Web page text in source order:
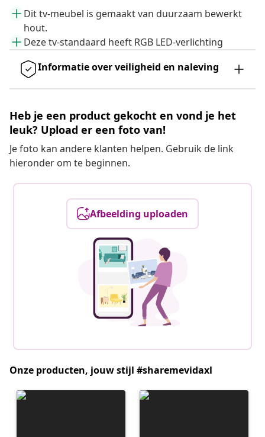
Dit tv-meubel is gemaakt van duurzaam bewerkt
hout.
Deze tv-standaard heeft RGB LED-verlichting
Informatie over veiligheid en naleving
Heb je een product gekocht en vond je het
leuk? Upload er een foto van!
Je foto kan andere klanten helpen. Gebruik de link
hieronder om te beginnen.
Afbeelding uploaden
Onze producten, jouw stijl #sharemevidaxl